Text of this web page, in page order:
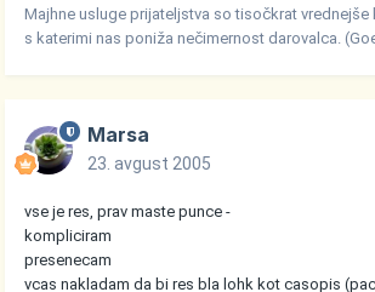
Majhne usluge prijateljstva so tisočkrat vrednejše
s katerimi nas poniža nečimernost darovalca.
Marsa
23. avgust 2005
vse je res, prav maste punce -
kompliciram
presenecam
vcas nakladam da bi res bla lohk kot casopis